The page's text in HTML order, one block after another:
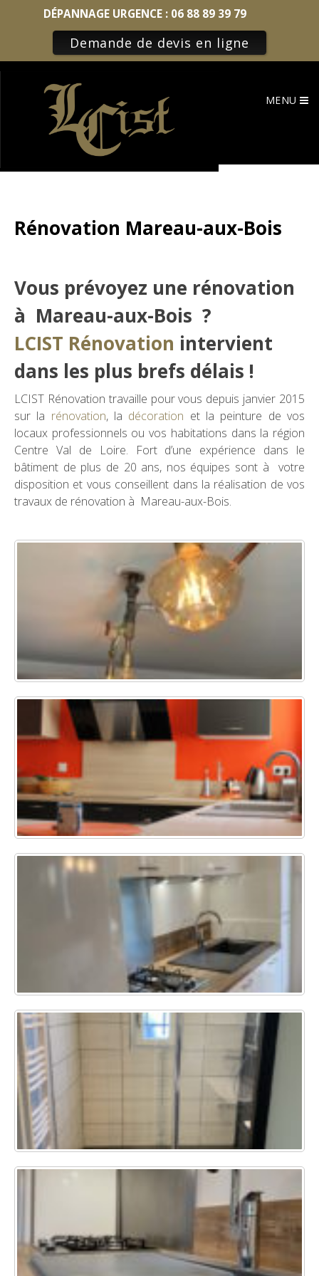
Skip
MENU
Rénovation Mareau-aux-Bois
Vous prévoyez une rénovation
à Mareau-aux-Bois ?
LCIST Rénovation intervient
dans les plus brefs délais !
LCIST Rénovation travaille pour vous depuis janvier 2015
sur la rénovation, la décoration et la peinture de vos
locaux professionnels ou vos habitations dans la région
Centre Val de Loire. Fort d’une expérience dans le
bâtiment de plus de 20 ans, nos équipes sont à votre
disposition et vous conseillent dans la réalisation de vos
travaux de rénovation à Mareau-aux-Bois.
DÉPANNAGE URGENCE : 06 88 89 39 79
Demande de devis en ligne